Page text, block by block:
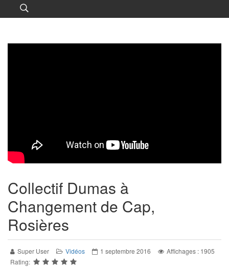
Collectif Dumas à
Changement de Cap,
Rosières
Super User Vidéos 1 septembre 2016
Affichages : 1905
Rating: